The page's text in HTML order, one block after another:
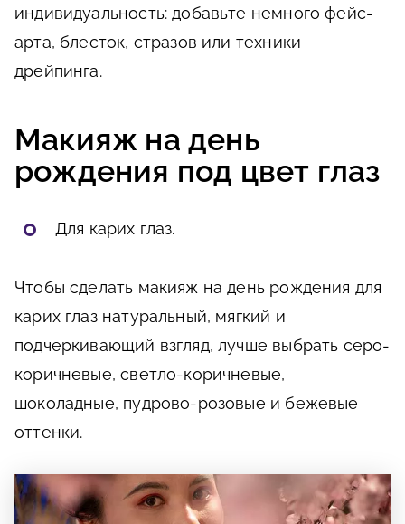
индивидуальность: добавьте немного фейс-
арта, блесток, стразов или техники
дрейпинга.
Макияж на день
рождения под цвет глаз
Для карих глаз.
Чтобы сделать макияж на день рождения для
карих глаз натуральный, мягкий и
подчеркивающий взгляд, лучше выбрать серо-
коричневые, светло-коричневые,
шоколадные, пудрово-розовые и бежевые
оттенки.